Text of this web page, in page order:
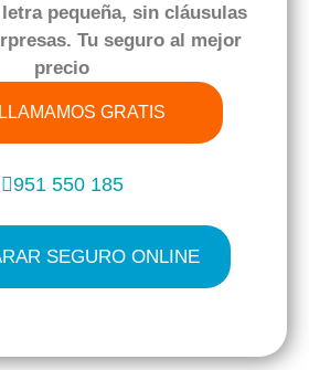
pequeña, sin cláusulas
Tu seguro al mejor
precio
GRATIS
951 550 185
SEGURO ONLINE